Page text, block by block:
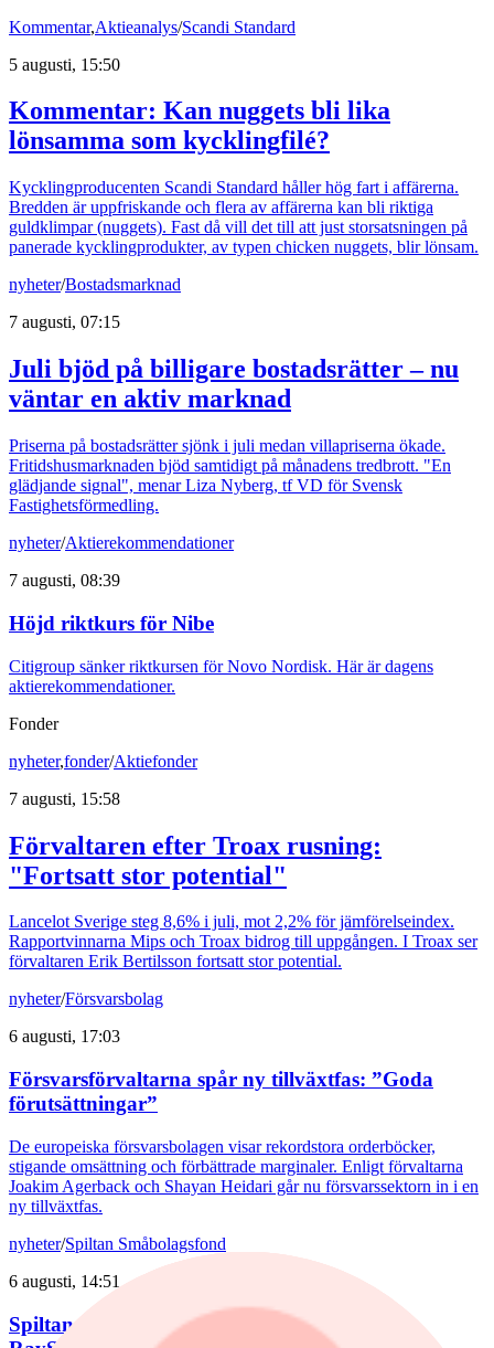
Kommentar,Aktieanalys/Scandi Standard
5 augusti, 15:50
Kommentar: Kan nuggets bli lika
lönsamma som kycklingfilé?
Kycklingproducenten Scandi Standard håller hög fart i affärerna.
Bredden är uppfriskande och flera av affärerna kan bli riktiga
guldklimpar (nuggets). Fast då vill det till att just storsatsningen på
panerade kycklingprodukter, av typen chicken nuggets, blir lönsam.
nyheter/Bostadsmarknad
7 augusti, 07:15
Juli bjöd på billigare bostadsrätter – nu
väntar en aktiv marknad
Priserna på bostadsrätter sjönk i juli medan villapriserna ökade.
Fritidshusmarknaden bjöd samtidigt på månadens tredbrott. "En
glädjande signal", menar Liza Nyberg, tf VD för Svensk
Fastighetsförmedling.
nyheter/Aktierekommendationer
7 augusti, 08:39
Höjd riktkurs för Nibe
Citigroup sänker riktkursen för Novo Nordisk. Här är dagens
aktierekommendationer.
Fonder
nyheter,fonder/Aktiefonder
7 augusti, 15:58
Förvaltaren efter Troax rusning:
"Fortsatt stor potential"
Lancelot Sverige steg 8,6% i juli, mot 2,2% för jämförelseindex.
Rapportvinnarna Mips och Troax bidrog till uppgången. I Troax ser
förvaltaren Erik Bertilsson fortsatt stor potential.
nyheter/Försvarsbolag
6 augusti, 17:03
Försvarsförvaltarna spår ny tillväxtfas: ”Goda
förutsättningar”
De europeiska försvarsbolagen visar rekordstora orderböcker,
stigande omsättning och förbättrade marginaler. Enligt förvaltarna
Joakim Agerback och Shayan Heidari går nu försvarssektorn in i en
ny tillväxtfas.
nyheter/Spiltan Småbolagsfond
6 augusti, 14:51
Spiltan Småbolagsfond lyfte i juli – tar in